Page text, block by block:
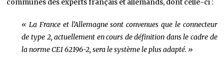
communes des experts français et allemands, dont celle-ci :
« La France et l’Allemagne sont convenues que le connecteur
de type 2, actuellement en cours de définition dans le cadre de
la norme CEI 62196-2, sera le système le plus adapté. »